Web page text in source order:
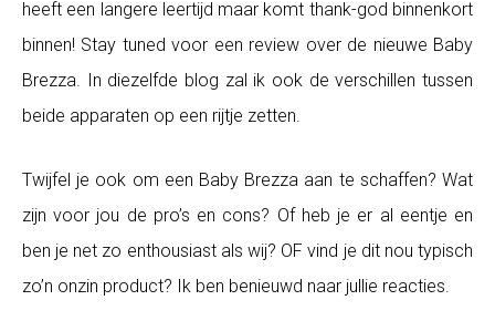
heeft een langere leertijd maar komt thank-god binnenkort
binnen! Stay tuned voor een review over de nieuwe Baby
Brezza. In diezelfde blog zal ik ook de verschillen tussen
beide apparaten op een rijtje zetten.
Twijfel je ook om een Baby Brezza aan te schaffen? Wat
zijn voor jou de pro’s en cons? Of heb je er al eentje en
ben je net zo enthousiast als wij? OF vind je dit nou typisch
zo’n onzin product? Ik ben benieuwd naar jullie reacties.